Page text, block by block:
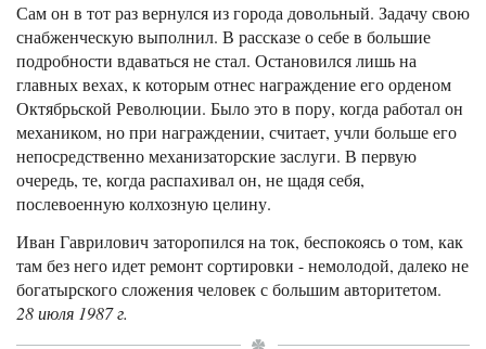
Сам он в тот раз вернулся из города довольный. Задачу свою
снабженческую выполнил. В рассказе о себе в большие
подробности вдаваться не стал. Остановился лишь на
главных вехах, к которым отнес награждение его орденом
Октябрьской Революции. Было это в пору, когда работал он
механиком, но при награждении, считает, учли больше его
непосредственно механизаторские заслуги. В первую
очередь, те, когда распахивал он, не щадя себя,
послевоенную колхозную целину.
Иван Гаврилович заторопился на ток, беспокоясь о том, как
там без него идет ремонт сортировки - немолодой, далеко не
богатырского сложения человек с большим авторитетом.
28 июля 1987 г.